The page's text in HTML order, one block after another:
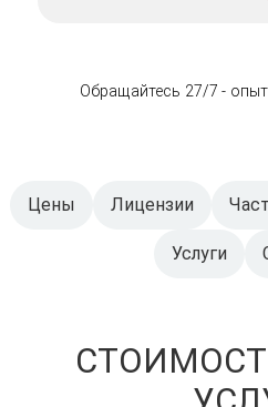
Обращайтесь 27/7 -
Цены Лицензии
Услуги